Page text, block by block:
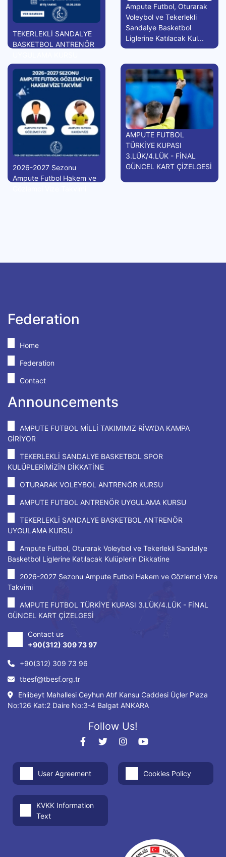
TEKERLEKLİ SANDALYE
BASKETBOL ANTRENÖR
Ampute Futbol, Oturarak
Voleybol ve Tekerlekli
Sandalye Basketbol
Liglerine Katılacak Kul...
2026-2027 Sezonu
Ampute Futbol Hakem ve
AMPUTE FUTBOL
TÜRKİYE KUPASI
3.LÜK/4.LÜK - FİNAL
GÜNCEL KART ÇİZELGESİ
Federation
Home
Federation
Contact
Announcements
AMPUTE FUTBOL MİLLİ TAKIMIMIZ RİVA'DA KAMPA
GİRİYOR
TEKERLEKLİ SANDALYE BASKETBOL SPOR
KULÜPLERİMİZİN DİKKATİNE
OTURARAK VOLEYBOL ANTRENÖR KURSU
AMPUTE FUTBOL ANTRENÖR UYGULAMA KURSU
TEKERLEKLİ SANDALYE BASKETBOL ANTRENÖR
UYGULAMA KURSU
Ampute Futbol, Oturarak Voleybol ve Tekerlekli Sandalye
Basketbol Liglerine Katılacak Kulüplerin Dikkatine
2026-2027 Sezonu Ampute Futbol Hakem ve Gözlemci Vize
Takvimi
AMPUTE FUTBOL TÜRKİYE KUPASI 3.LÜK/4.LÜK - FİNAL
GÜNCEL KART ÇİZELGESİ
Contact us
+90(312) 309 73 97
+90(312) 309 73 96
tbesf@tbesf.org.tr
Ehlibeyt Mahallesi Ceyhun Atıf Kansu Caddesi Üçler Plaza
No:126 Kat:2 Daire No:3-4 Balgat ANKARA
Follow Us!
User Agreement Cookies Policy
KVKK Information
Text